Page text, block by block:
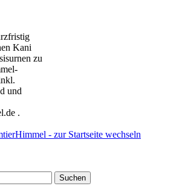
Kani
zu
und
.
Suchen